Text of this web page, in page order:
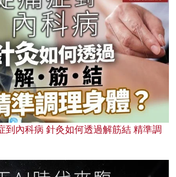
到內科病 針灸如何透過解筋結 精準調